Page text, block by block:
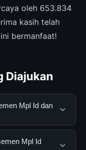
oleh 653.834
kasih telah
bermanfaat!
Diajukan
Mpl Id dan
Id adalah
Mpl Id